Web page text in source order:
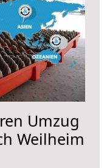
Umzug
Weilheim